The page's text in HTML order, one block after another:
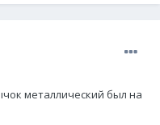
металлический был на